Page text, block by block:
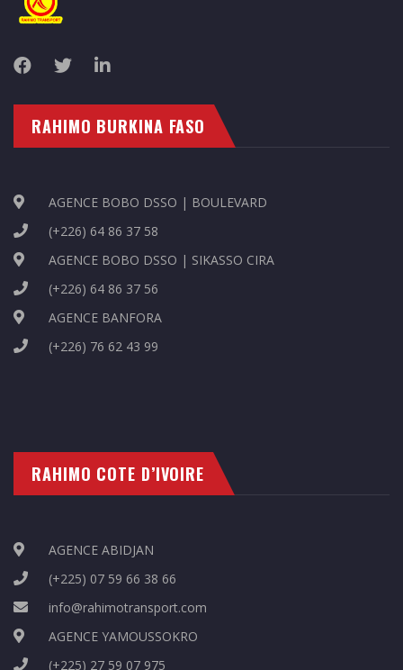
RAHIMO BURKINA FASO
AGENCE BOBO DSSO | BOULEVARD
(+226) 64 86 37 58
AGENCE BOBO DSSO | SIKASSO CIRA
(+226) 64 86 37 56
AGENCE BANFORA
(+226) 76 62 43 99
RAHIMO COTE D’IVOIRE
AGENCE ABIDJAN
(+225) 07 59 66 38 66
info@rahimotransport.com
AGENCE YAMOUSSOKRO
(+225) 27 59 07 975